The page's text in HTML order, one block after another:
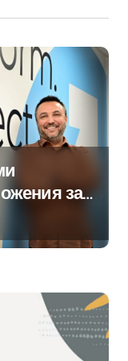
за
на